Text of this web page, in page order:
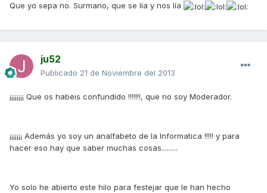
Que yo sepa no. Surmano, que se lía y nos lía
ju52
Publicado 21 de Noviembre del 2013
¡¡¡¡¡¡¡¡ Que os habeis confundido !!!!!!!, que no soy Moderador.
¡¡¡¡¡¡¡ Además yo soy un analfabeto de la Informatica !!!!! y para
hacer eso hay que saber muchas cosas.........
Yo solo he abierto este hilo para festejar que le han hecho